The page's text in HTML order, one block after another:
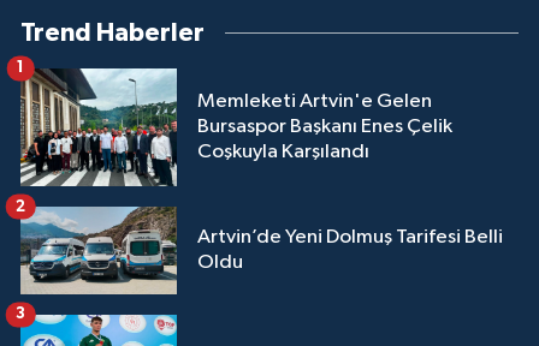
Trend Haberler
Memleketi Artvin'e Gelen
Bursaspor Başkanı Enes Çelik
Coşkuyla Karşılandı
Artvin’de Yeni Dolmuş Tarifesi Belli
Oldu
2
3